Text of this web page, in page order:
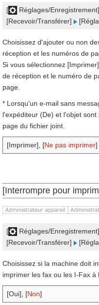
[ Réglages/Enregistrement]
[Recevoir/Transférer]
Choisissez d'ajouter ou non
réception et les numéros de
Si vous sélectionnez
de réception et le numéro de
page.
* Lorsqu'un e-mail sans
l'expéditeur (De) et l'objet
page du fichier joint.
[Imprimer], [Ne pas imprimer]
[Interrompre pour
[ Réglages/Enregistrement]
[Recevoir/Transférer]
Choisissez si la machine doit
imprimer les fax ou les I-Fax à
[Oui], [Non]